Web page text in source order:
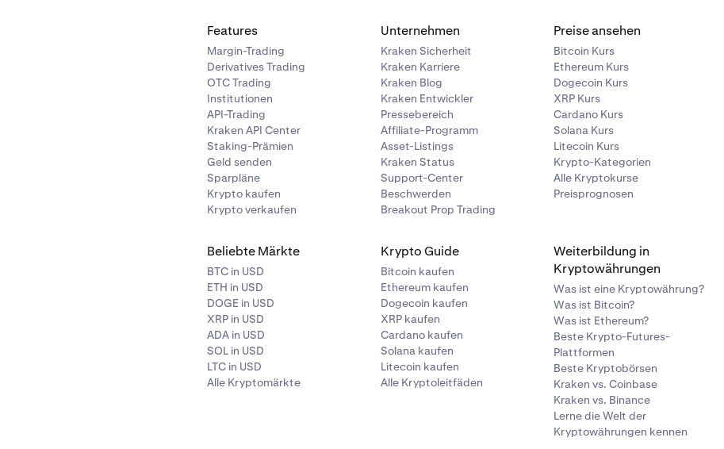
Features
Margin-Trading
Derivatives Trading
OTC Trading
Institutionen
API-Trading
Kraken API Center
Staking-Prämien
Geld senden
Sparpläne
Krypto kaufen
Krypto verkaufen
Unternehmen
Kraken Sicherheit
Kraken Karriere
Kraken Blog
Kraken Entwickler
Pressebereich
Affiliate-Programm
Asset-Listings
Kraken Status
Support-Center
Beschwerden
Breakout Prop Trading
Preise ansehen
Bitcoin Kurs
Ethereum Kurs
Dogecoin Kurs
XRP Kurs
Cardano Kurs
Solana Kurs
Litecoin Kurs
Krypto-Kategorien
Alle Kryptokurse
Preisprognosen
Beliebte Märkte
BTC in USD
ETH in USD
DOGE in USD
XRP in USD
ADA in USD
SOL in USD
LTC in USD
Alle Kryptomärkte
Krypto Guide
Bitcoin kaufen
Ethereum kaufen
Dogecoin kaufen
XRP kaufen
Cardano kaufen
Solana kaufen
Litecoin kaufen
Alle Kryptoleitfäden
Weiterbildung in
Kryptowährungen
Was ist eine Kryptowährung?
Was ist Bitcoin?
Was ist Ethereum?
Beste Krypto-Futures-
Plattformen
Beste Kryptobörsen
Kraken vs. Coinbase
Kraken vs. Binance
Lerne die Welt der
Kryptowährungen kennen